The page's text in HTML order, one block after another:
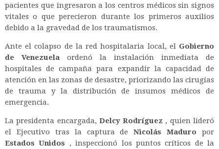
pacientes que ingresaron a los centros médicos sin signos
vitales o que perecieron durante los primeros auxilios
debido a la gravedad de los traumatismos.
Ante el colapso de la red hospitalaria local, el Gobierno
de Venezuela ordenó la instalación inmediata de
hospitales de campaña para expandir la capacidad de
atención en las zonas de desastre, priorizando las cirugías
de trauma y la distribución de insumos médicos de
emergencia.
La presidenta encargada, Delcy Rodríguez , quien lideró
el Ejecutivo tras la captura deNicolás Maduro por
Estados Unidos , inspeccionó los puntos críticos de la